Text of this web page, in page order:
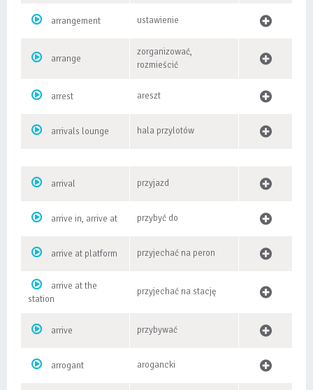
arrangement ustawienie
arrange
zorganizować,
rozmieścić
arrest areszt
arrivals lounge hala przylotów
arrival przyjazd
arrive in, arrive at przybyć do
arrive at platform przyjechać na peron
arrive at the
station
przyjechać na stację
arrive przybywać
arrogant arogancki